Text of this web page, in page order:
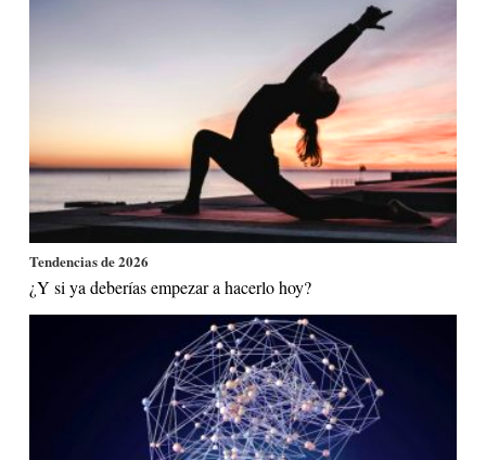
Tendencias de 2026
¿Y si ya deberías empezar a hacerlo hoy?